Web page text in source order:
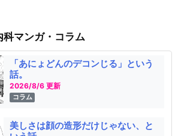
科マンガ・コラム
「あにょどんのデコンじる」という
話。
2026/8/6 更新
コラム
美しさは顔の造形だけじゃない、と